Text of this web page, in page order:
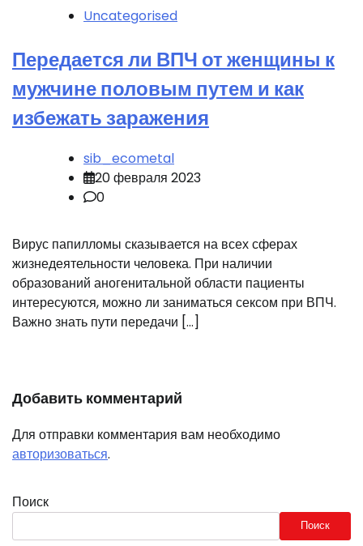
Uncategorised
Передается ли ВПЧ от женщины к
мужчине половым путем и как
избежать заражения
sib_ecometal
20 февраля 2023
0
Вирус папилломы сказывается на всех сферах
жизнедеятельности человека. При наличии
образований аногенитальной области пациенты
интересуются, можно ли заниматься сексом при ВПЧ.
Важно знать пути передачи […]
Добавить комментарий
Для отправки комментария вам необходимо
авторизоваться.
Поиск
Поиск